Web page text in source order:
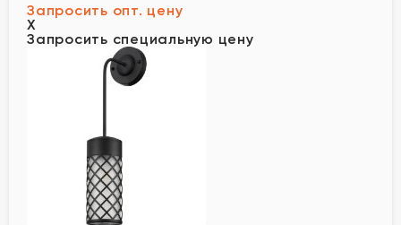
Запросить опт. цену
X
Запросить специальную цену